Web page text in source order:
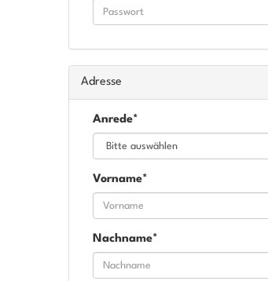
Adresse
Anrede*
Vorname*
Nachname*